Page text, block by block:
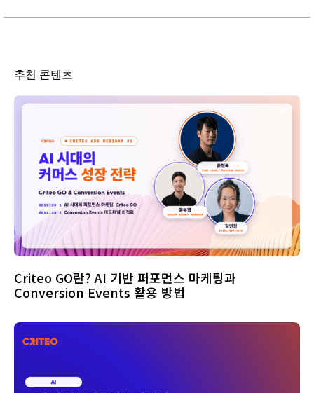
추천 콘텐츠
Criteo GO란? AI 기반 퍼포먼스 마케팅과
Conversion Events 활용 방법